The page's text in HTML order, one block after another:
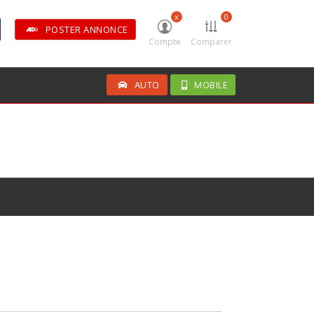
x
Compte
0
Comparer
POSTER ANNONCE
AUTO MOBILE